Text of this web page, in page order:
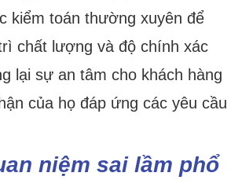
kiểm toán thường xuyên để
chất lượng và độ chính xác
lại sự an tâm cho khách hàng
của họ đáp ứng các yêu cầu
niệm sai lầm phổ